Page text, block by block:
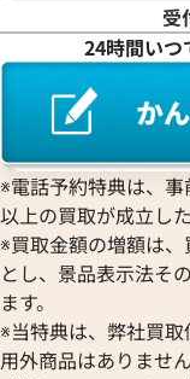
ワ行
受
24時間いつ
※電話予約特典は、
以上の買取が成立し
※買取金額の増額は
とし、景品表示法そ
ます。
※当特典は、弊社買
用外商品はありません